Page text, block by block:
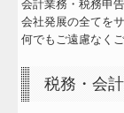
料金案内
メールでのお問い
お知らせ
会計業務・税務申
会社発展の全てを
何でもご遠慮なく
税務・会計